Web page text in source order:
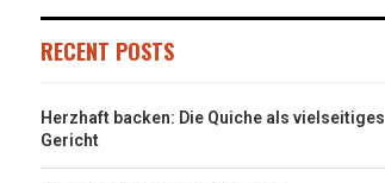
RECENT POSTS
Herzhaft backen: Die Quiche als vielseitiges
Gericht